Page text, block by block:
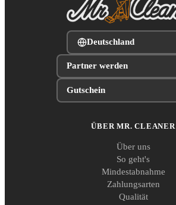
Deutschland
Partner werden
Gutschein
ÜBER MR. CLEANER
Über uns
So geht's
Mindestabnahme
Zahlungsarten
Qualität